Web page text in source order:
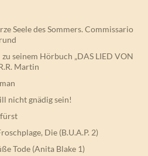
Seele des Sommers. Commissario
seinem Hörbuch „DAS LIED VON
Martin
nicht gnädig sein!
Die (B.U.A.P. 2)
Tode (Anita Blake 1)